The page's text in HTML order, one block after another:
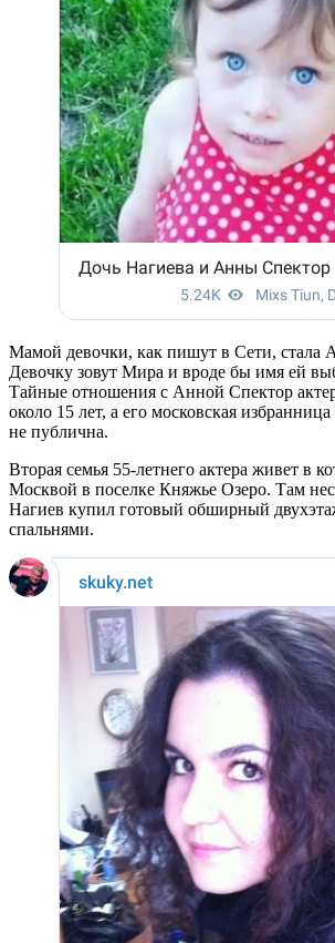
Мамой девочки, как пишут в Сети, стала
Девочку зовут Мира и вроде бы имя ей
Тайные отношения с Анной Спектор
около 15 лет, а его московская
не публична.
Вторая семья 55-летнего актера живет в
Москвой в поселке Княжье Озеро. Там
Нагиев купил готовый обширный
спальнями.